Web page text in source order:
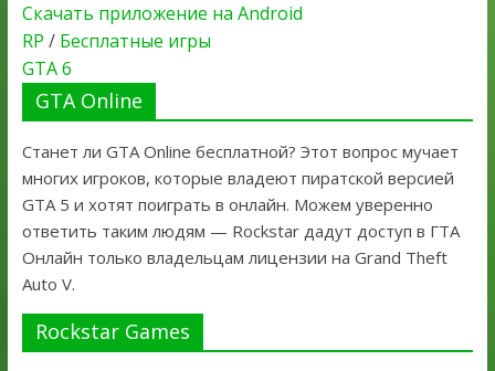
Скачать приложение на Android
RP / Бесплатные игры
GTA 6
GTA Online
Станет ли GTA Online бесплатной? Этот вопрос мучает
многих игроков, которые владеют пиратской версией
GTA 5 и хотят поиграть в онлайн. Можем уверенно
ответить таким людям — Rockstar дадут доступ в ГТА
Онлайн только владельцам лицензии на Grand Theft
Auto V.
Rockstar Games